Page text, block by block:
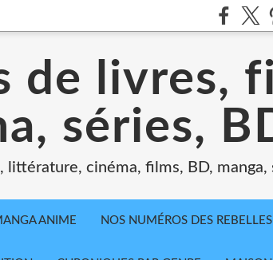
de livres,
séries,
littérature, cinéma, films, BD, manga,
ANIME NOS NUMÉROS DES